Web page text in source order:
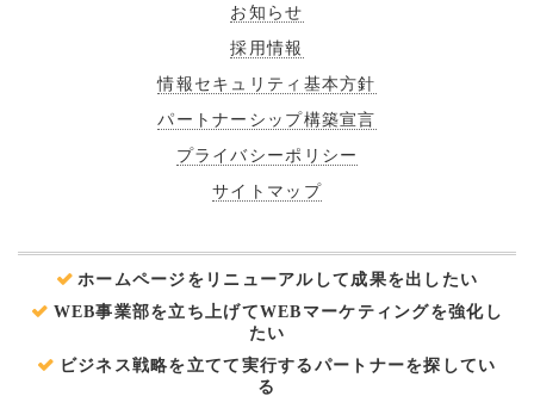
お知らせ
採用情報
情報セキュリティ基本方針
パートナーシップ構築宣言
プライバシーポリシー
サイトマップ
ホームページをリニューアルして成果を出したい
WEB事業部を立ち上げてWEBマーケティングを強化し
たい
ビジネス戦略を立てて実行するパートナーを探してい
る